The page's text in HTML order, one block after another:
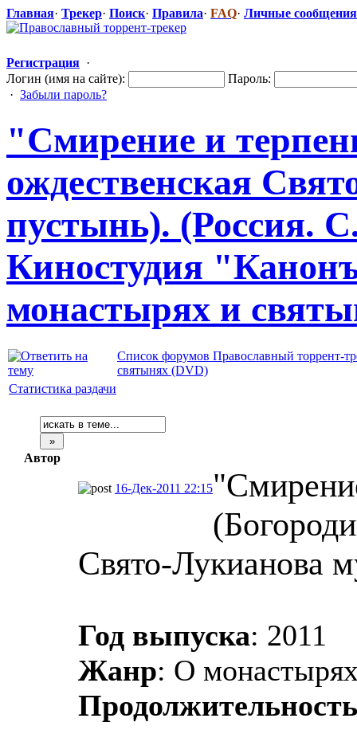
Главная· Трекер· Поиск· Правила· FAQ· Личные сообщения
Регистрация ·
Логин (имя на сайте):
Пароль:
· Забыли пароль?
"Смирени​е и
ождественска​я
пустынь). (Россия.
Киностудия
монастырях и
Список форумов Православный торрент-
святынях (DVD)
Статистика раздачи
Автор
16-Дек-2011 22:15
Свято-Лукианова
Год выпуска: 2011
Жанр: О
Продолжительность